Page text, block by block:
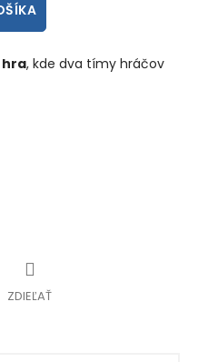
, kde dva tímy hráčov
ZDIEĽAŤ